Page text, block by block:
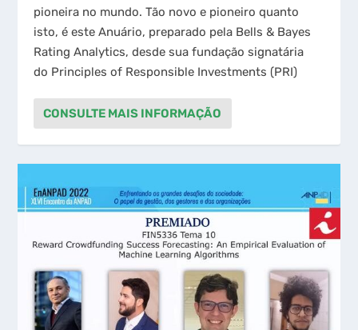
pioneira no mundo. Tão novo e pioneiro quanto
isto, é este Anuário, preparado pela Bells & Bayes
Rating Analytics, desde sua fundação signatária
do Principles of Responsible Investments (PRI)
CONSULTE MAIS INFORMAÇÃO